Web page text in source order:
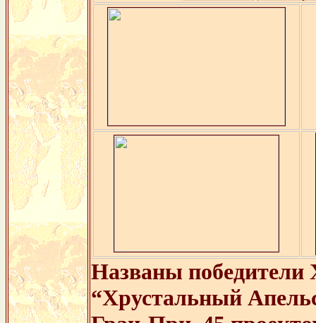
Названы
“Хрустальный